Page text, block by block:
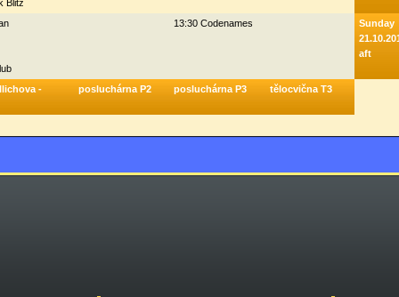
Blitz
13:30 Codenames
Sunday
aft
-
posluchárna P2 posluchárna P3 tělocvična T3